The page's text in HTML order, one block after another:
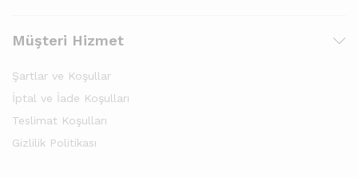
Müşteri Hizmet
Şartlar ve Koşullar
İptal ve İade Koşulları
Teslimat Koşulları
Gizlilik Politikası